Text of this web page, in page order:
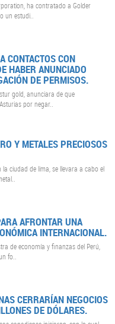
ha contratado a Golder
un estudi..
CONTACTOS CON
HABER ANUNCIADO
DE PERMISOS.
gold, anunciara de que
por negar..
Y METALES PRECIOSOS
la ciudad de lima, se llevara a cabo el
AFRONTAR UNA
INTERNACIONAL.
de economía y finanzas del Perú,
fo..
CERRARÍAN NEGOCIOS
DE DÓLARES.